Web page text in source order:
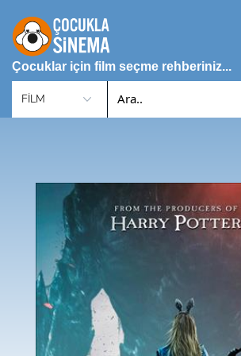
Çocuklar için film seçme rehberiniz...